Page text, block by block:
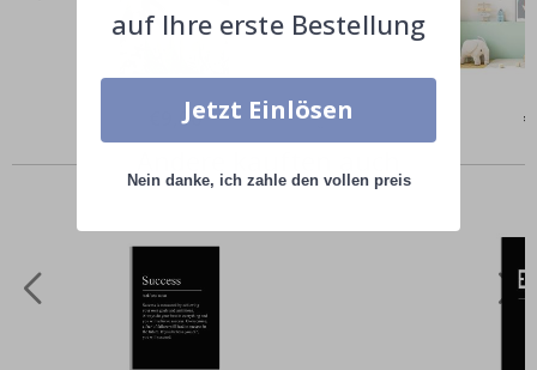
Special
€9,00
auf Ihre erste Bestellung
Jetzt Einlösen
Nein danke, ich zahle den vollen preis